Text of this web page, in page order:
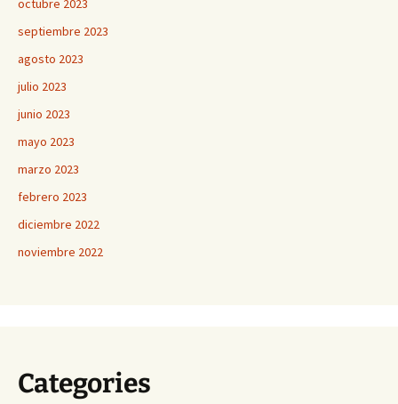
octubre 2023
septiembre 2023
agosto 2023
julio 2023
junio 2023
mayo 2023
marzo 2023
febrero 2023
diciembre 2022
noviembre 2022
Categories